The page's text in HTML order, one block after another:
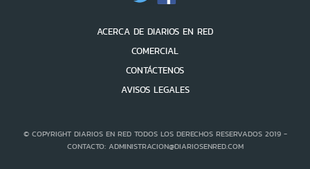
ACERCA DE DIARIOS EN RED
COMERCIAL
CONTÁCTENOS
AVISOS LEGALES
© COPYRIGHT DIARIOS EN RED TODOS LOS DERECHOS RESERVADOS 2019 -
CONTACTO: ADMINISTRACION@DIARIOSENRED.COM